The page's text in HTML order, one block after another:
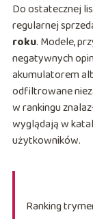
Do ostatecznej
regularnej
roku. Modele,
negatywnych
akumulatorem
odfiltrowane
w rankingu
wyglądają w
użytkowników.
Ranking